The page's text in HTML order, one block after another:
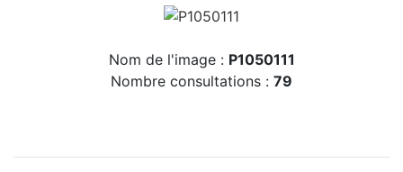
Nom de l'image : P1050111
Nombre consultations : 79